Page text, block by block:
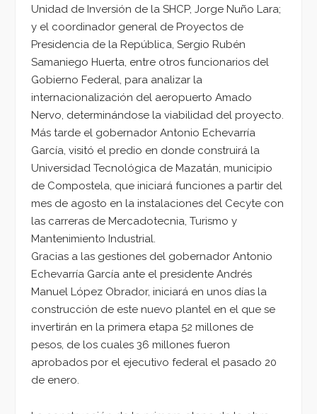
Unidad de Inversión de la SHCP, Jorge Nuño Lara;
y el coordinador general de Proyectos de
Presidencia de la República, Sergio Rubén
Samaniego Huerta, entre otros funcionarios del
Gobierno Federal, para analizar la
internacionalización del aeropuerto Amado
Nervo, determinándose la viabilidad del proyecto.
Más tarde el gobernador Antonio Echevarría
García, visitó el predio en donde construirá la
Universidad Tecnológica de Mazatán, municipio
de Compostela, que iniciará funciones a partir del
mes de agosto en la instalaciones del Cecyte con
las carreras de Mercadotecnia, Turismo y
Mantenimiento Industrial.
Gracias a las gestiones del gobernador Antonio
Echevarría García ante el presidente Andrés
Manuel López Obrador, iniciará en unos días la
construcción de este nuevo plantel en el que se
invertirán en la primera etapa 52 millones de
pesos, de los cuales 36 millones fueron
aprobados por el ejecutivo federal el pasado 20
de enero.